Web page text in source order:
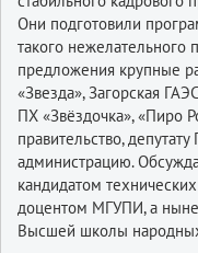
Они подготовили
такого нежелательного
предложения крупные
«Звезда», Загорская
ПХ «Звёздочка», «Пиро
правительство,
администрацию.
кандидатом
доцентом МГУПИ, а
Высшей школы